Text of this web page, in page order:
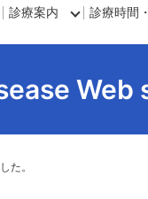
診療案内 診療時間
Web
た。